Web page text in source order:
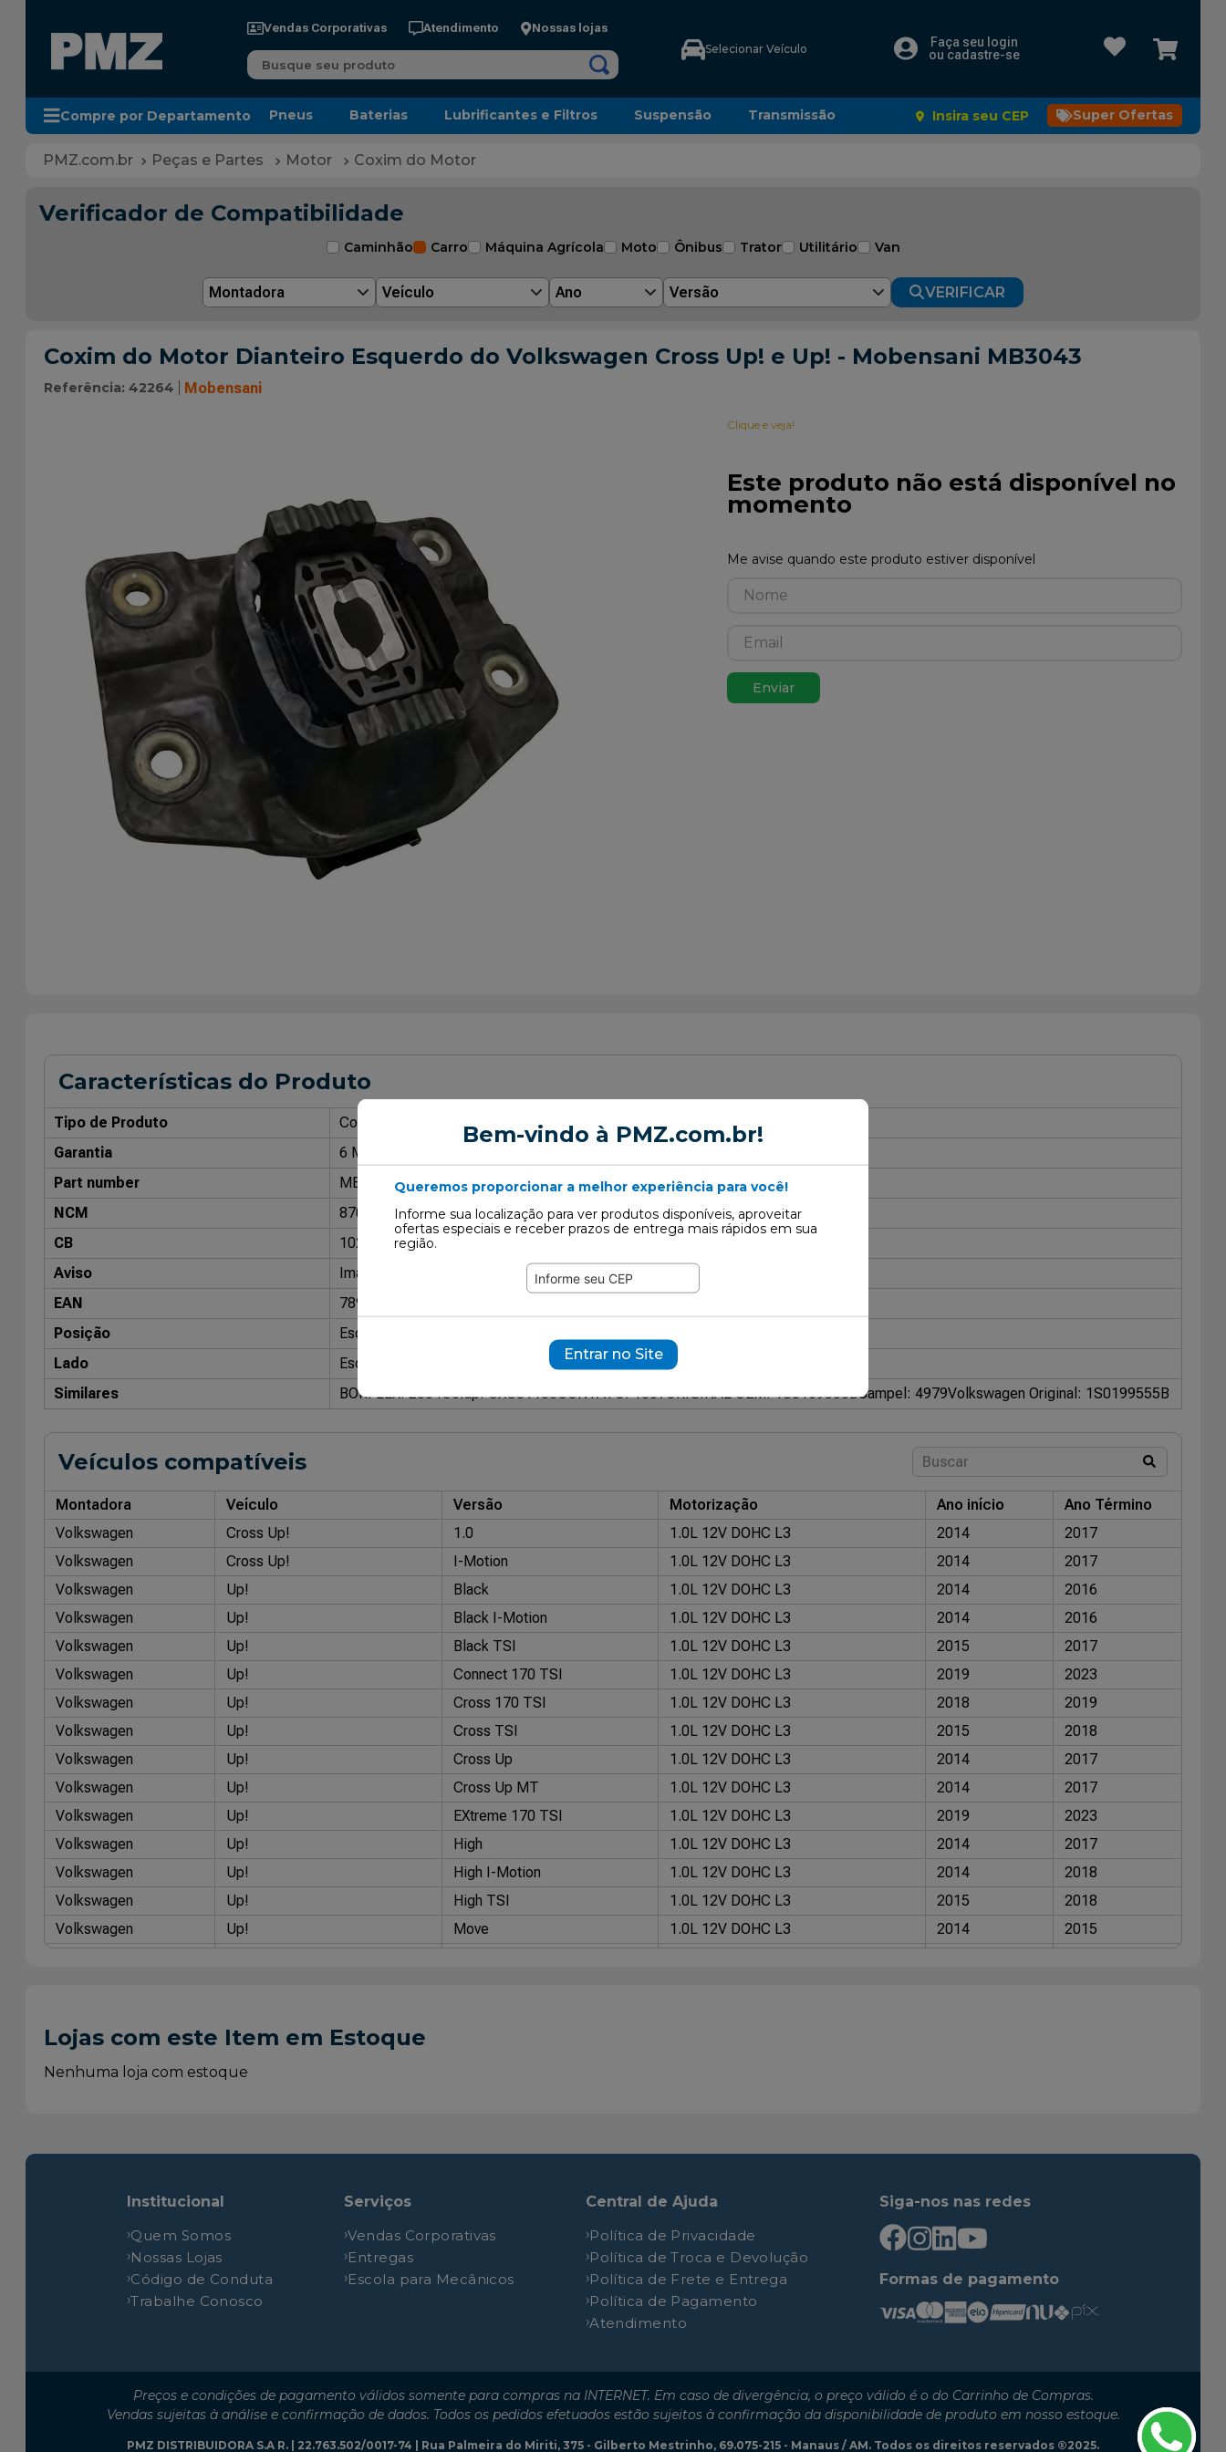
Bem-vindo à PMZ.com.br!
Queremos proporcionar a melhor experiência para você!
Informe sua localização para ver produtos disponíveis, aproveitar
ofertas especiais e receber prazos de entrega mais rápidos em sua
região.
Entrar no Site
Vendas Corporativas Atendimento Nossas lojas
Busque seu produto Selecionar Veículo
Faça seu login
ou cadastre-se
Compre por Departamento Pneus Baterias Lubrificantes e Filtros Suspensão Transmissão Insira seu CEP Super Ofertas
Peças e Partes Motor Coxim do Motor
Verificador de Compatibilidade
Caminhão Carro Máquina Agrícola Moto Ônibus Trator Utilitário Van
Montadora Veículo Ano Versão VERIFICAR
Coxim do Motor Dianteiro Esquerdo do Volkswagen Cross Up! e Up! - Mobensani MB3043
Referência: 42264 Mobensani
Clique e veja!
Este produto não está disponível no
momento
Enviar
Características do Produto
Tipo de Produto
Coxim do Motor
Garantia
6 Meses
Part number
MB3043
NCM
87089990
CB
10204802141
Aviso
Imagens meramente ilustrativas.
EAN
7899850402453
Posição
Esquerdo
Lado
Esquerdo
Similares
BORFLEX: 2054Cofap: CXC01138CONTATO: 1807ORIGINAL OEM: 1S0169555BSampel: 4979Volkswagen Original: 1S0199555B
Veículos compatíveis
Montadora Veículo Versão Motorização Ano início
Ano Término
Volkswagen
Cross Up! 1.0 1.0L 12V DOHC L3 2014
2017
Volkswagen
Cross Up! I-Motion 1.0L 12V DOHC L3 2014
2017
Volkswagen
Up! Black 1.0L 12V DOHC L3 2014
2016
Volkswagen
Up! Black I-Motion 1.0L 12V DOHC L3 2014
2016
Volkswagen
Up! Black TSI 1.0L 12V DOHC L3 2015
2017
Volkswagen
Up! Connect 170 TSI 1.0L 12V DOHC L3 2019
2023
Volkswagen
Up! Cross 170 TSI 1.0L 12V DOHC L3 2018
2019
Volkswagen
Up! Cross TSI 1.0L 12V DOHC L3 2015
2018
Volkswagen
Up! Cross Up 1.0L 12V DOHC L3 2014
2017
Volkswagen
Up! Cross Up MT 1.0L 12V DOHC L3 2014
2017
Volkswagen
Up! EXtreme 170 TSI 1.0L 12V DOHC L3 2019
2023
Volkswagen
Up! High 1.0L 12V DOHC L3 2014
2017
Volkswagen
Up! High I-Motion 1.0L 12V DOHC L3 2014
2018
Volkswagen
Up! High TSI 1.0L 12V DOHC L3 2015
2018
Volkswagen
Up! Move 1.0L 12V DOHC L3 2014
2015
Volkswagen
Up!
Volkswagen
Up!
Volkswagen
Up! Red 1.0L 12V DOHC L3 2014
2016
Volkswagen
1.0L 12V DOHC L3 2015
Volkswagen
Up! Run 1.0L 12V DOHC L3 2016
Volkswagen
1.0L 12V DOHC L3
Volkswagen
Up! 1.0L 12V DOHC L3
1.0L 12V DOHC L3 2014
2015
Volkswagen
Up! Track 1.0L 12V DOHC L3 2016
2017
Volkswagen
Up! White 1.0L 12V DOHC L3 2014 2016
Lojas com este Item em Estoque
Nenhuma loja com estoque
Institucional
Quem Somos
Nossas Lojas
Código de Conduta
Trabalhe Conosco
Serviços
Vendas Corporativas
Entregas
Escola para Mecânicos
Central de Ajuda
Política de Privacidade
Política de Troca e Devolução
Política de Frete e Entrega
Política de Pagamento
Atendimento
Siga-nos nas redes
Formas de pagamento
Preços e condições de pagamento válidos somente para compras na INTERNET. Em caso de divergência, o preço válido é o do Carrinho de Compras.
Vendas sujeitas à análise e confirmação de dados. Todos os pedidos efetuados estão sujeitos à confirmação da disponibilidade de produto em nosso estoque.
PMZ DISTRIBUIDORA S.A R. | 22.763.502/0017-74 | Rua Palmeira do Miriti, 375 - Gilberto Mestrinho, 69.075-215 - Manaus / AM. Todos os direitos reservados ®2025.